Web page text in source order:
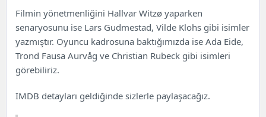
Resmi Fragman
Filmin yönetmenliğini Hallvar Witzø yaparken
senaryosunu ise Lars Gudmestad, Vilde Klohs gibi isimler
yazmıştır. Oyuncu kadrosuna baktığımızda ise Ada Eide,
Trond Fausa Aurvåg ve Christian Rubeck gibi isimleri
görebiliriz.
IMDB detayları geldiğinde sizlerle paylaşacağız.